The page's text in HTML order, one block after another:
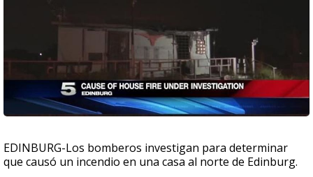
EDINBURG-Los bomberos investigan para determinar
que causó un incendio en una casa al norte de Edinburg.